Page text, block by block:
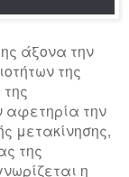
άξονα την
της
αφετηρία την
μετακίνησης,
της
η